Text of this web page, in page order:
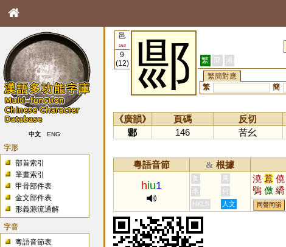
中文 ENG
字形
部首索引
筆畫索引
甲骨部件表
金文部件表
形義源流通解
字音
粵語音節表
邑
163
9
(12)
郻 繁 簡 港
繁簡對應
繁
簡
《廣韻》 頁碼 反切
郻
146 苦幺
粵語音節 & 根據
hiu1
黃 周 澆 囂 僥
鴞 儌 繑
墽 熇 徼
獢 獟 歊
李
何
HKLS
人文 同聲同韻